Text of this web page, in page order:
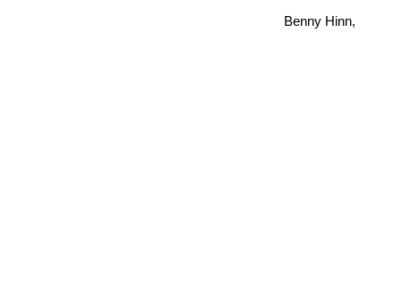
Benny Hinn,